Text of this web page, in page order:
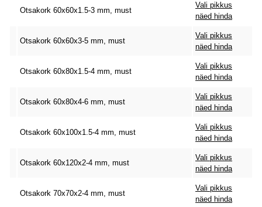
Otsakork 60x60x1.5-3 mm, must
Vali pikkus
näed hinda
Otsakork 60x60x3-5 mm, must
Vali pikkus
näed hinda
Otsakork 60x80x1.5-4 mm, must
Vali pikkus
näed hinda
Otsakork 60x80x4-6 mm, must
Vali pikkus
näed hinda
Otsakork 60x100x1.5-4 mm, must
Vali pikkus
näed hinda
Otsakork 60x120x2-4 mm, must
Vali pikkus
näed hinda
Otsakork 70x70x2-4 mm, must
Vali pikkus
näed hinda